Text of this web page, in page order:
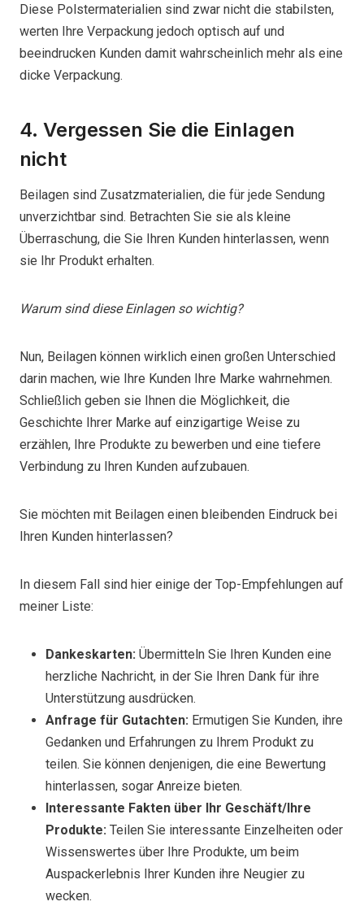
Diese Polstermaterialien sind zwar nicht die stabilsten,
werten Ihre Verpackung jedoch optisch auf und
beeindrucken Kunden damit wahrscheinlich mehr als eine
dicke Verpackung.
4. Vergessen Sie die Einlagen
nicht
Beilagen sind Zusatzmaterialien, die für jede Sendung
unverzichtbar sind. Betrachten Sie sie als kleine
Überraschung, die Sie Ihren Kunden hinterlassen, wenn
sie Ihr Produkt erhalten.
Warum sind diese Einlagen so wichtig?
Nun, Beilagen können wirklich einen großen Unterschied
darin machen, wie Ihre Kunden Ihre Marke wahrnehmen.
Schließlich geben sie Ihnen die Möglichkeit, die
Geschichte Ihrer Marke auf einzigartige Weise zu
erzählen, Ihre Produkte zu bewerben und eine tiefere
Verbindung zu Ihren Kunden aufzubauen.
Sie möchten mit Beilagen einen bleibenden Eindruck bei
Ihren Kunden hinterlassen?
In diesem Fall sind hier einige der Top-Empfehlungen auf
meiner Liste:
Dankeskarten: Übermitteln Sie Ihren Kunden eine
herzliche Nachricht, in der Sie Ihren Dank für ihre
Unterstützung ausdrücken.
Anfrage für Gutachten: Ermutigen Sie Kunden, ihre
Gedanken und Erfahrungen zu Ihrem Produkt zu
teilen. Sie können denjenigen, die eine Bewertung
hinterlassen, sogar Anreize bieten.
Interessante Fakten über Ihr Geschäft/Ihre
Produkte: Teilen Sie interessante Einzelheiten oder
Wissenswertes über Ihre Produkte, um beim
Auspackerlebnis Ihrer Kunden ihre Neugier zu
wecken.